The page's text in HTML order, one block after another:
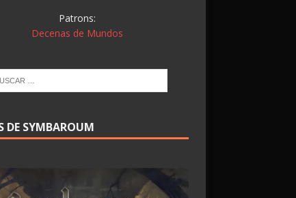
Patrons:
Decenas de Mundos
DE SYMBAROUM